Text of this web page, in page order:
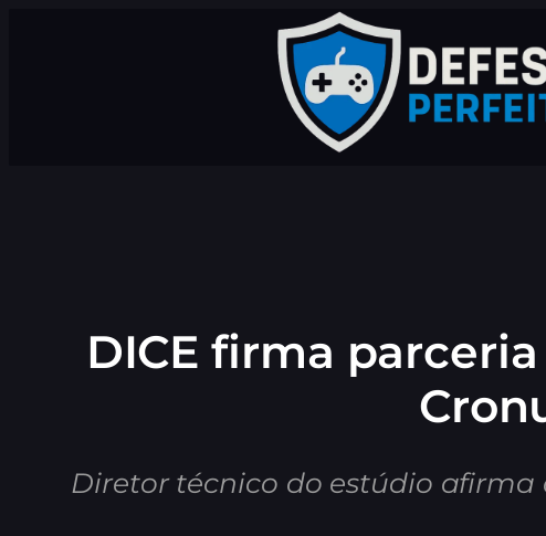
DICE firma
Diretor técnico do estúdio afirma